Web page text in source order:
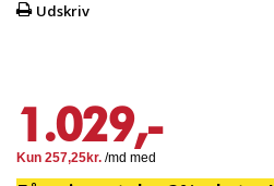
Udskriv
1.029,-